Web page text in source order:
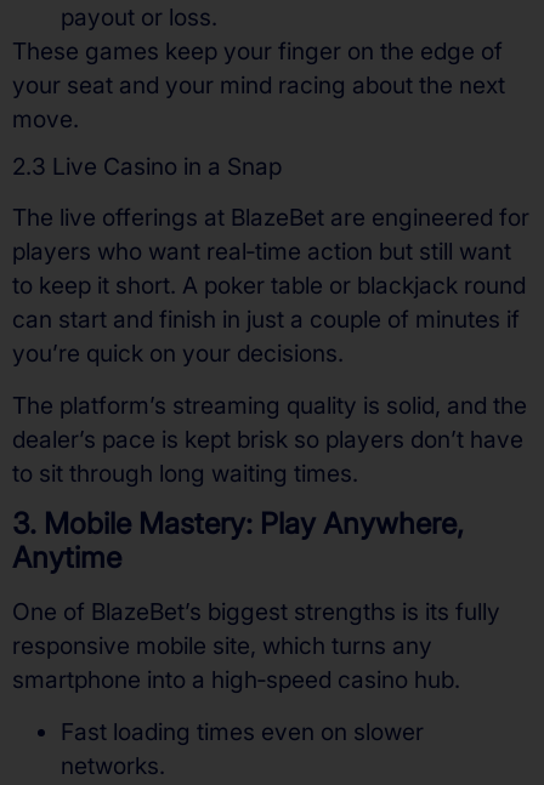
payout or loss.
These games keep your finger on the edge of
your seat and your mind racing about the next
move.
2.3 Live Casino in a Snap
The live offerings at BlazeBet are engineered for
players who want real‑time action but still want
to keep it short. A poker table or blackjack round
can start and finish in just a couple of minutes if
you’re quick on your decisions.
The platform’s streaming quality is solid, and the
dealer’s pace is kept brisk so players don’t have
to sit through long waiting times.
3. Mobile Mastery: Play Anywhere,
Anytime
One of BlazeBet’s biggest strengths is its fully
responsive mobile site, which turns any
smartphone into a high‑speed casino hub.
Fast loading times even on slower
networks.